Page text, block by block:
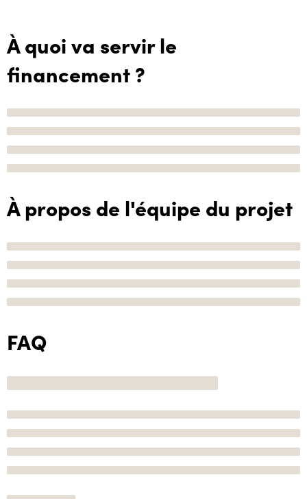
À quoi va servir le
financement ?
À propos de l'équipe du projet
FAQ